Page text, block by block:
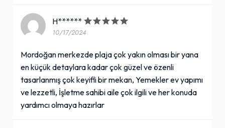
H******
10/17/2024
Mordoğan merkezde plaja çok yakın olması bir yana
en küçük detaylara kadar çok güzel ve özenli
tasarlanmış çok keyifli bir mekan, Yemekler ev yapımı
ve lezzetli, İşletme sahibi aile çok ilgili ve her konuda
yardımcı olmaya hazırlar